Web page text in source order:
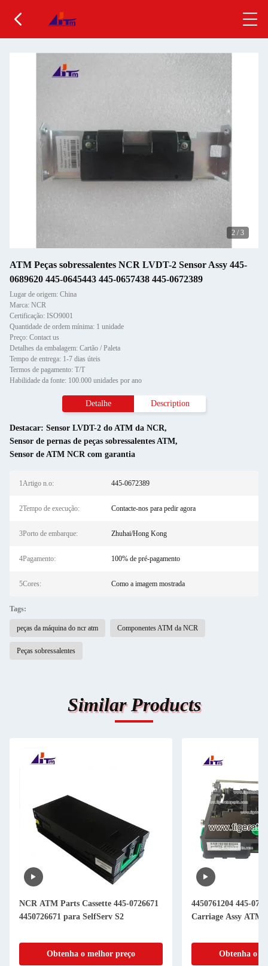
2 / 3
ATM Peças sobressalentes NCR LVDT-2 Sensor Assy 445-
0689620 445-0645443 445-0657438 445-0672389
Lugar de origem: China
Marca: NCR
Certificação: ISO9001
Quantidade de ordem mínima: 1 unidade
Preço: Contact us
Detalhes da embalagem: Cartão / Paleta
Tempo de entrega: 1-7 dias úteis
Termos de pagamento: T/T
Habilidade da fonte: 100.000 unidades por ano
Detalhe Description
Destacar: Sensor LVDT-2 do ATM da NCR,
Sensor de pernas de peças sobressalentes ATM,
Sensor de ATM NCR com garantia
1Artigo n.o: 445-0672389
2Tempo de execução: Contacte-nos para pedir agora
3Porto de embarque: Zhuhai/Hong Kong
4Pagamento: 100% de pré-pagamento
5Cores: Como a imagem mostrada
Tags:
peças da máquina do ncr atm Componentes ATM da NCR
Peças sobressalentes
Similar Products
NCR ATM Parts Cassette 445-0726671
4450726671 para SelfServ S2
Obtenha o melhor preço
4450761204 445-
Carriage Assy ATM
Obtenha o